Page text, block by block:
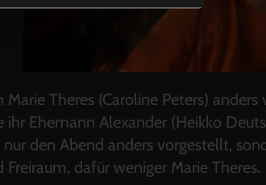
Theres (Caroline Peters) anders
ihr Ehemann Alexander (Heikko
den Abend anders vorgestellt,
dafür weniger Marie Theres.